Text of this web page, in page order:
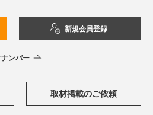
新規会員登録
ンバー
取材掲載のご依頼